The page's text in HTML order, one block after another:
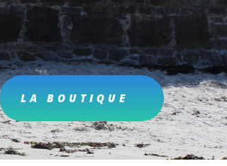
LA BOUTIQUE